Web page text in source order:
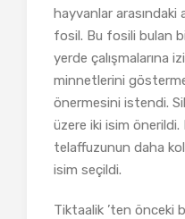
hayvanlar arasındaki
fosil. Bu fosili bulan
yerde çalışmalarına
minnetlerini
önermesini istendi.
üzere iki isim önerildi.
telaffuzunun daha
isim seçildi.
Tiktaalik ’ten önceki